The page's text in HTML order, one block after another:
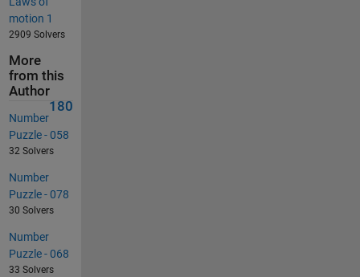
motion 1
2909 Solvers
More
from this
Author
180
Number
Puzzle - 058
32 Solvers
Number
Puzzle - 078
30 Solvers
Number
Puzzle - 068
33 Solvers